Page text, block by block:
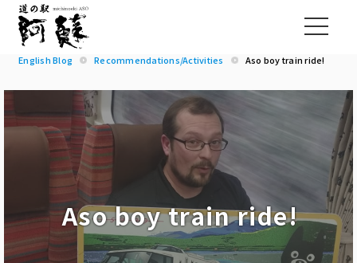
English Blog Recommendations/Activities Aso boy train ride!
Aso boy train ride!